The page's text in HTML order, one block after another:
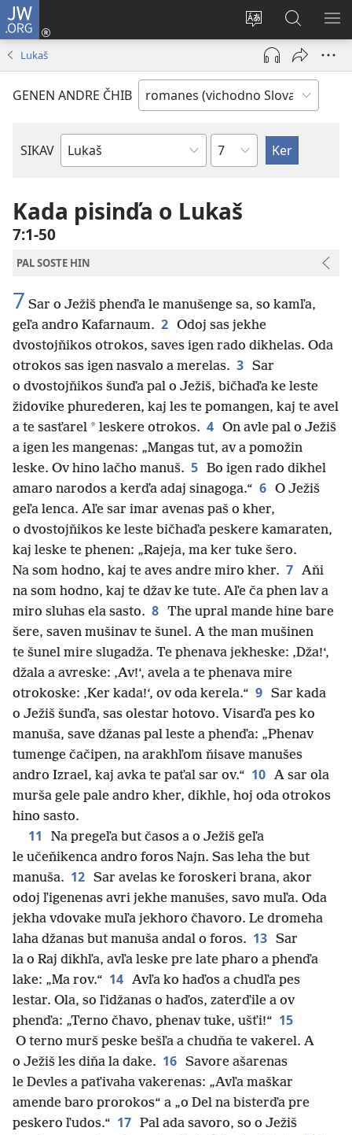
JW.ORG
Te
prekerel
e čhib
Dža
andre
(opens
window)
Rode
pro
JW.ORG
Lukaš
GENEN ANDRE ČHIB
SIKAV
Biblijakeri
Chapter
Kada pisinďa o Lukaš
7:1-50
PAL SOSTE HIN
7 Sar o Ježiš phenďa le manušenge sa, so kamľa,
geľa andro Kafarnaum. 2 Odoj sas jekhe
dvostojňikos otrokos, saves igen rado dikhelas. Oda
otrokos sas igen nasvalo a merelas. 3 Sar
o dvostojňikos šunďa pal o Ježiš, bičhaďa ke leste
židovike phurederen, kaj les te pomangen, kaj te avel
a te sasťarel * leskere otrokos. 4 On avle pal o Ježiš
a igen les mangenas: „Mangas tut, av a pomožin
leske. Ov hino lačho manuš. 5 Bo igen rado dikhel
amaro narodos a kerďa adaj sinagoga.“ 6 O Ježiš
geľa lenca. Aľe sar imar avenas paš o kher,
o dvostojňikos ke leste bičhaďa peskere kamaraten,
kaj leske te phenen: „Rajeja, ma ker tuke šero.
Na som hodno, kaj te aves andre miro kher. 7 Aňi
na som hodno, kaj te džav ke tute. Aľe ča phen lav a
miro sluhas ela sasto. 8 The upral mande hine bare
šere, saven mušinav te šunel. A the man mušinen
te šunel mire slugadža. Te phenava jekheske: ‚Dža!‘,
džala a avreske: ‚Av!‘, avela a te phenava mire
otrokoske: ‚Ker kada!‘, ov oda kerela.“ 9 Sar kada
o Ježiš šunďa, sas olestar hotovo. Visarďa pes ko
manuša, save džanas pal leste a phenďa: „Phenav
tumenge čačipen, na arakhľom ňisave manušes
andro Izrael, kaj avka te paťal sar ov.“ 10 A sar ola
murša gele pale andro kher, dikhle, hoj oda otrokos
hino sasto.
11
Na pregeľa but časos a o Ježiš geľa
le učeňikenca andro foros Najn. Sas leha the but
manuša. 12 Sar avelas ke foroskeri brana, akor
odoj ľigenenas avri jekhe manušes, savo muľa. Oda
jekha vdovake muľa jekhoro čhavoro. Le dromeha
laha džanas but manuša andal o foros. 13 Sar
la o Raj dikhľa, avľa leske pre late pharo a phenďa
lake: „Ma rov.“ 14 Avľa ko haďos a chudľa pes
lestar. Ola, so ľidžanas o haďos, zaterďile a ov
phenďa: „Terno čhavo, phenav tuke, ušťi!“ 15
O terno murš peske bešľa a chudňa te vakerel. A
o Ježiš les diňa la dake. 16 Savore ašarenas
le Devles a paťivaha vakerenas: „Avľa maškar
amende baro prorokos“ a „o Del na bisterďa pre
peskero ľudos.“ 17 Pal ada savoro, so o Ježiš